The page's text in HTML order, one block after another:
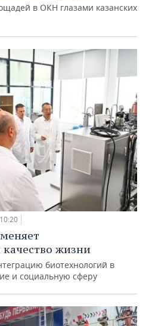
в ОКН глазами казанских
жизни
биотехнологий в
и социальную сферу